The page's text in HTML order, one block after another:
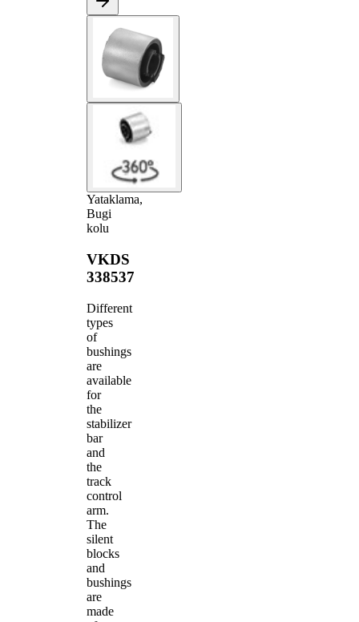
Yataklama,
Bugi
kolu
VKDS
338537
Different
types
of
bushings
are
available
for
the
stabilizer
bar
and
the
track
control
arm.
The
silent
blocks
and
bushings
are
made